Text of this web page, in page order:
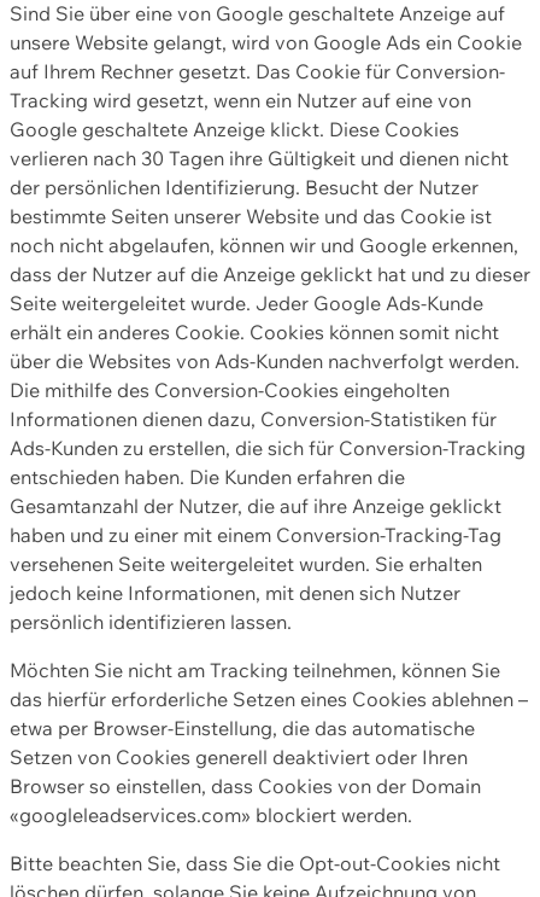
Sind Sie über eine von Google geschaltete Anzeige auf
unsere Website gelangt, wird von Google Ads ein Cookie
auf Ihrem Rechner gesetzt. Das Cookie für Conversion-
Tracking wird gesetzt, wenn ein Nutzer auf eine von
Google geschaltete Anzeige klickt. Diese Cookies
verlieren nach 30 Tagen ihre Gültigkeit und dienen nicht
der persönlichen Identifizierung. Besucht der Nutzer
bestimmte Seiten unserer Website und das Cookie ist
noch nicht abgelaufen, können wir und Google erkennen,
dass der Nutzer auf die Anzeige geklickt hat und zu dieser
Seite weitergeleitet wurde. Jeder Google Ads-Kunde
erhält ein anderes Cookie. Cookies können somit nicht
über die Websites von Ads-Kunden nachverfolgt werden.
Die mithilfe des Conversion-Cookies eingeholten
Informationen dienen dazu, Conversion-Statistiken für
Ads-Kunden zu erstellen, die sich für Conversion-Tracking
entschieden haben. Die Kunden erfahren die
Gesamtanzahl der Nutzer, die auf ihre Anzeige geklickt
haben und zu einer mit einem Conversion-Tracking-Tag
versehenen Seite weitergeleitet wurden. Sie erhalten
jedoch keine Informationen, mit denen sich Nutzer
persönlich identifizieren lassen.
Möchten Sie nicht am Tracking teilnehmen, können Sie
das hierfür erforderliche Setzen eines Cookies ablehnen –
etwa per Browser-Einstellung, die das automatische
Setzen von Cookies generell deaktiviert oder Ihren
Browser so einstellen, dass Cookies von der Domain
«googleleadservices.com» blockiert werden.
Bitte beachten Sie, dass Sie die Opt-out-Cookies nicht